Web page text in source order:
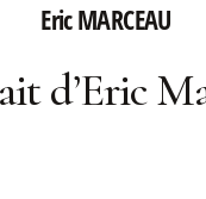
Eric MARCEAU
d’Eric